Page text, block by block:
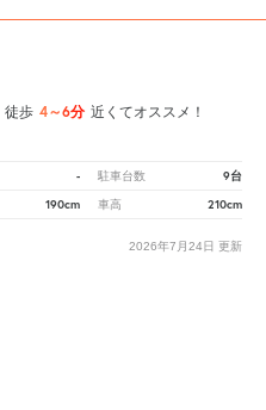
徒歩 4～6分 近くてオススメ！
- 駐車台数 9台
190cm 車高 210cm
2026年7月24日 更新